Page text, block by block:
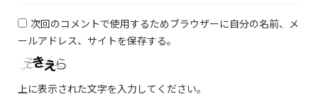
次回のコメントで使用するためブラウザーに自分の名前、メ
ールアドレス、サイトを保存する。
上に表示された文字を入力してください。